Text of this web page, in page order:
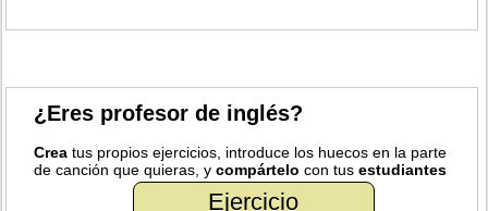
¿Eres profesor de inglés?
Crea tus propios ejercicios, introduce los huecos en la parte
de canción que quieras, ycompártelo con tusestudiantes
Ejercicio